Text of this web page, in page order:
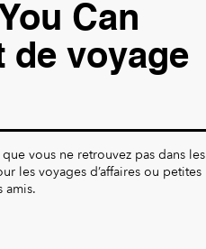
Can
de voyage
vous ne retrouvez pas dans les
les voyages d’affaires ou petites
amis.